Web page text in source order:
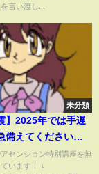
言い渡し...
未分類
】2025年では手遅
備えてください。
予がありません
高等評議会】
センション特別講座を無
います！ ↓